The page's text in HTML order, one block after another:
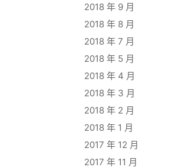
2018 年 9 月
2018 年 8 月
2018 年 7 月
2018 年 5 月
2018 年 4 月
2018 年 3 月
2018 年 2 月
2018 年 1 月
2017 年 12 月
2017 年 11 月